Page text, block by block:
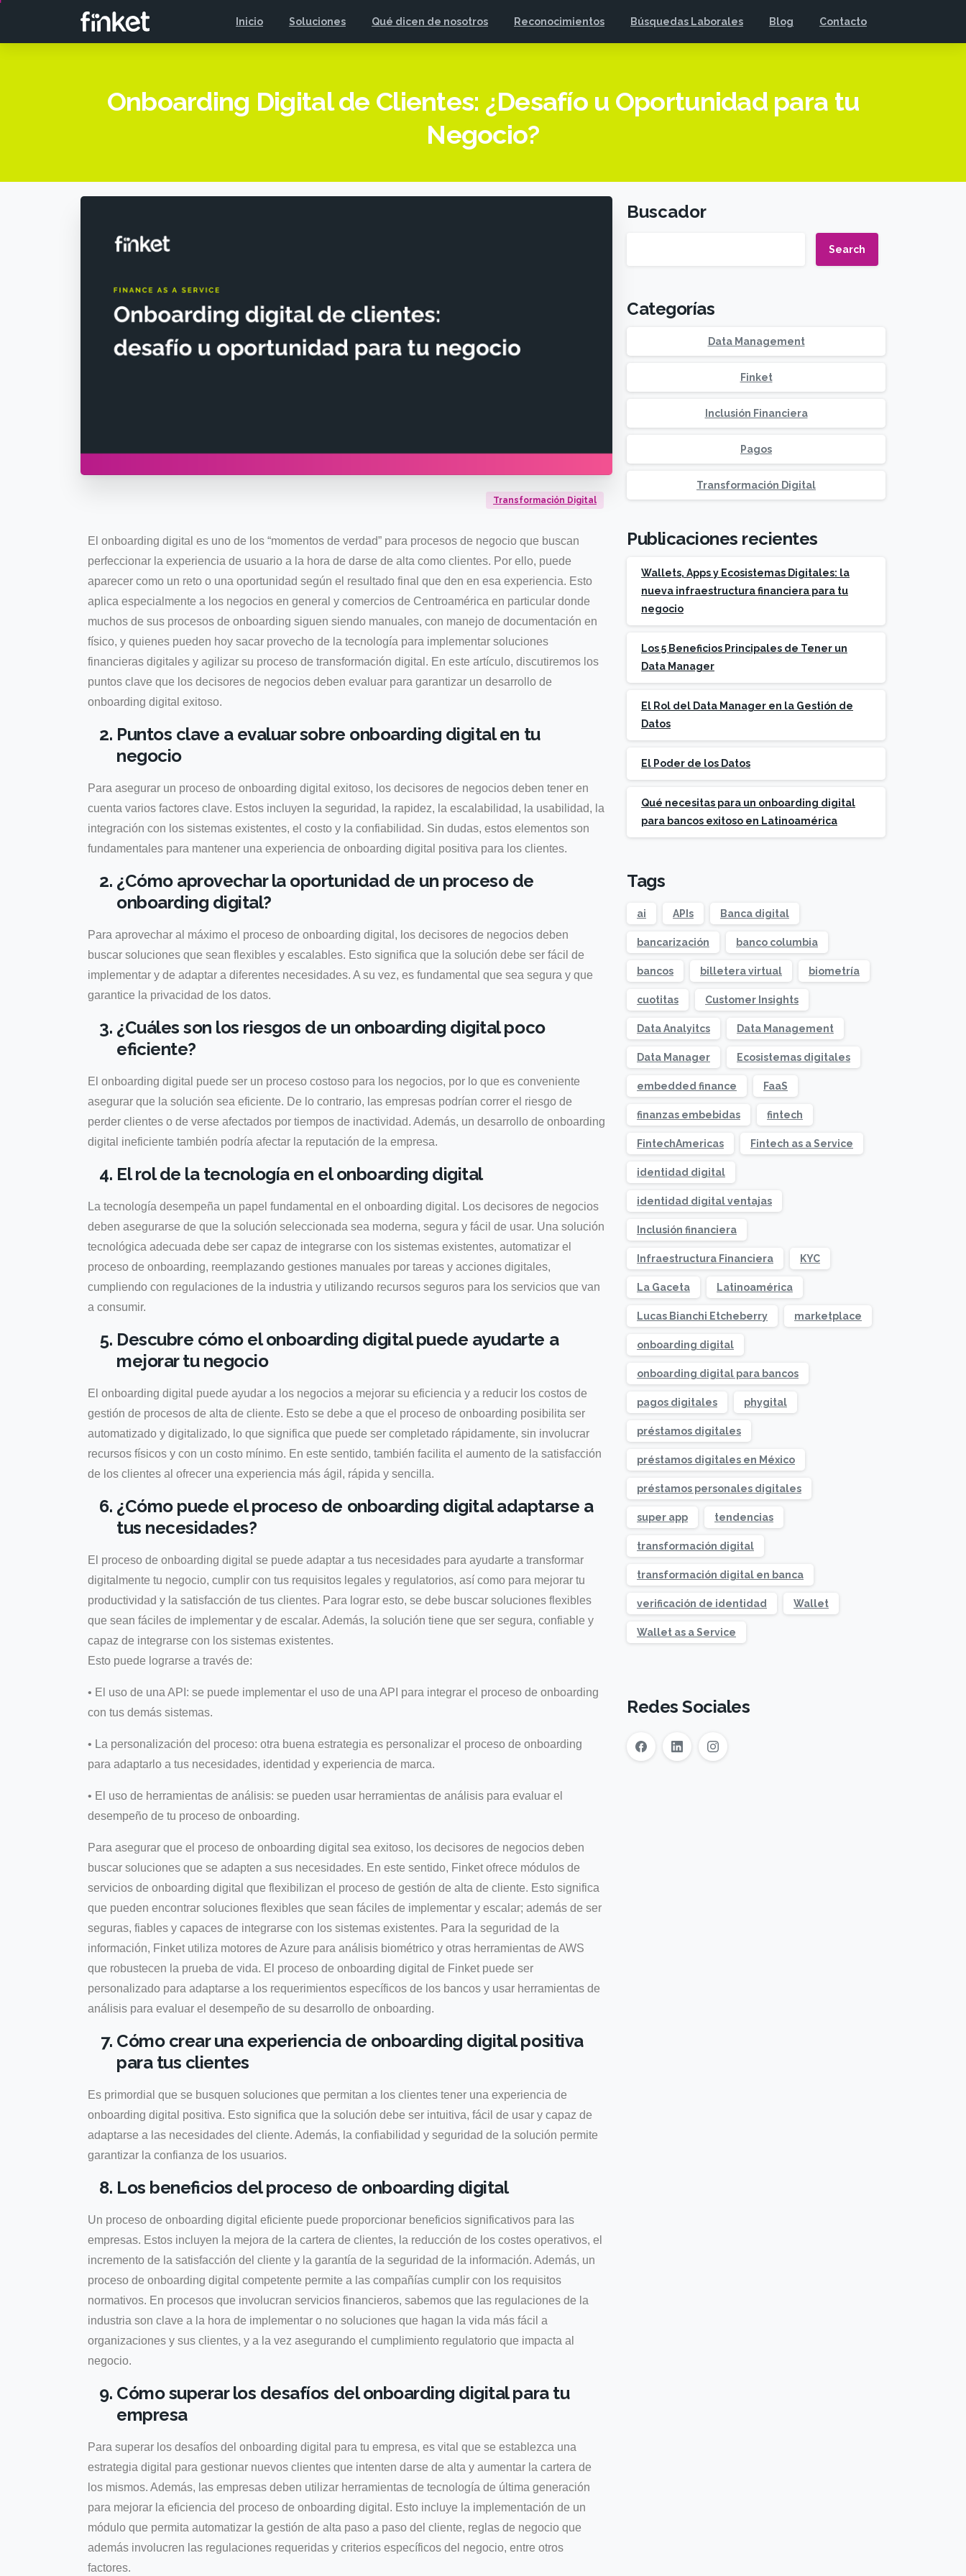
Inicio Soluciones Qué dicen de nosotros Reconocimientos Búsquedas Laborales Blog Contacto
Onboarding Digital de Clientes: ¿Desafío u Oportunidad para tu
Negocio?
Transformación Digital
El onboarding digital es uno de los “momentos de verdad” para procesos de negocio que buscan
perfeccionar la experiencia de usuario a la hora de darse de alta como clientes. Por ello, puede
aparecer como un reto o una oportunidad según el resultado final que den en esa experiencia. Esto
aplica especialmente a los negocios en general y comercios de Centroamérica en particular donde
muchos de sus procesos de onboarding siguen siendo manuales, con manejo de documentación en
físico, y quienes pueden hoy sacar provecho de la tecnología para implementar soluciones
financieras digitales y agilizar su proceso de transformación digital. En este artículo, discutiremos los
puntos clave que los decisores de negocios deben evaluar para garantizar un desarrollo de
onboarding digital exitoso.
Puntos clave a evaluar sobre onboarding digital en tu
negocio
Para asegurar un proceso de onboarding digital exitoso, los decisores de negocios deben tener en
cuenta varios factores clave. Estos incluyen la seguridad, la rapidez, la escalabilidad, la usabilidad, la
integración con los sistemas existentes, el costo y la confiabilidad. Sin dudas, estos elementos son
fundamentales para mantener una experiencia de onboarding digital positiva para los clientes.
¿Cómo aprovechar la oportunidad de un proceso de
onboarding digital?
Para aprovechar al máximo el proceso de onboarding digital, los decisores de negocios deben
buscar soluciones que sean flexibles y escalables. Esto significa que la solución debe ser fácil de
implementar y de adaptar a diferentes necesidades. A su vez, es fundamental que sea segura y que
garantice la privacidad de los datos.
¿Cuáles son los riesgos de un onboarding digital poco
eficiente?
El onboarding digital puede ser un proceso costoso para los negocios, por lo que es conveniente
asegurar que la solución sea eficiente. De lo contrario, las empresas podrían correr el riesgo de
perder clientes o de verse afectados por tiempos de inactividad. Además, un desarrollo de onboarding
digital ineficiente también podría afectar la reputación de la empresa.
El rol de la tecnología en el onboarding digital
La tecnología desempeña un papel fundamental en el onboarding digital. Los decisores de negocios
deben asegurarse de que la solución seleccionada sea moderna, segura y fácil de usar. Una solución
tecnológica adecuada debe ser capaz de integrarse con los sistemas existentes, automatizar el
proceso de onboarding, reemplazando gestiones manuales por tareas y acciones digitales,
cumpliendo con regulaciones de la industria y utilizando recursos seguros para los servicios que van
a consumir.
Descubre cómo el onboarding digital puede ayudarte a
mejorar tu negocio
El onboarding digital puede ayudar a los negocios a mejorar su eficiencia y a reducir los costos de
gestión de procesos de alta de cliente. Esto se debe a que el proceso de onboarding posibilita ser
automatizado y digitalizado, lo que significa que puede ser completado rápidamente, sin involucrar
recursos físicos y con un costo mínimo. En este sentido, también facilita el aumento de la satisfacción
de los clientes al ofrecer una experiencia más ágil, rápida y sencilla.
¿Cómo puede el proceso de onboarding digital adaptarse a
tus necesidades?
El proceso de onboarding digital se puede adaptar a tus necesidades para ayudarte a transformar
digitalmente tu negocio, cumplir con tus requisitos legales y regulatorios, así como para mejorar tu
productividad y la satisfacción de tus clientes. Para lograr esto, se debe buscar soluciones flexibles
que sean fáciles de implementar y de escalar. Además, la solución tiene que ser segura, confiable y
capaz de integrarse con los sistemas existentes.
Esto puede lograrse a través de:
• El uso de una API: se puede implementar el uso de una API para integrar el proceso de onboarding
con tus demás sistemas.
• La personalización del proceso: otra buena estrategia es personalizar el proceso de onboarding
para adaptarlo a tus necesidades, identidad y experiencia de marca.
• El uso de herramientas de análisis: se pueden usar herramientas de análisis para evaluar el
desempeño de tu proceso de onboarding.
Para asegurar que el proceso de onboarding digital sea exitoso, los decisores de negocios deben
buscar soluciones que se adapten a sus necesidades. En este sentido, Finket ofrece módulos de
servicios de onboarding digital que flexibilizan el proceso de gestión de alta de cliente. Esto significa
que pueden encontrar soluciones flexibles que sean fáciles de implementar y escalar; además de ser
seguras, fiables y capaces de integrarse con los sistemas existentes. Para la seguridad de la
información, Finket utiliza motores de Azure para análisis biométrico y otras herramientas de AWS
que robustecen la prueba de vida. El proceso de onboarding digital de Finket puede ser
personalizado para adaptarse a los requerimientos específicos de los bancos y usar herramientas de
análisis para evaluar el desempeño de su desarrollo de onboarding.
Cómo crear una experiencia de onboarding digital positiva
para tus clientes
Es primordial que se busquen soluciones que permitan a los clientes tener una experiencia de
onboarding digital positiva. Esto significa que la solución debe ser intuitiva, fácil de usar y capaz de
adaptarse a las necesidades del cliente. Además, la confiabilidad y seguridad de la solución permite
garantizar la confianza de los usuarios.
Los beneficios del proceso de onboarding digital
Un proceso de onboarding digital eficiente puede proporcionar beneficios significativos para las
empresas. Estos incluyen la mejora de la cartera de clientes, la reducción de los costes operativos, el
incremento de la satisfacción del cliente y la garantía de la seguridad de la información. Además, un
proceso de onboarding digital competente permite a las compañías cumplir con los requisitos
normativos. En procesos que involucran servicios financieros, sabemos que las regulaciones de la
industria son clave a la hora de implementar o no soluciones que hagan la vida más fácil a
organizaciones y sus clientes, y a la vez asegurando el cumplimiento regulatorio que impacta al
negocio.
Cómo superar los desafíos del onboarding digital para tu
empresa
Para superar los desafíos del onboarding digital para tu empresa, es vital que se establezca una
estrategia digital para gestionar nuevos clientes que intenten darse de alta y aumentar la cartera de
los mismos. Además, las empresas deben utilizar herramientas de tecnología de última generación
para mejorar la eficiencia del proceso de onboarding digital. Esto incluye la implementación de un
módulo que permita automatizar la gestión de alta paso a paso del cliente, reglas de negocio que
además involucren las regulaciones requeridas y criterios específicos del negocio, entre otros
factores.
Buscador
Search
Categorías
Data Management
Finket
Inclusión Financiera
Pagos
Transformación Digital
Publicaciones recientes
Wallets, Apps y Ecosistemas Digitales: la
nueva infraestructura financiera para tu
negocio
Los 5 Beneficios Principales de Tener un
Data Manager
El Rol del Data Manager en la Gestión de
Datos
El Poder de los Datos
Qué necesitas para un onboarding digital
para bancos exitoso en Latinoamérica
Tags
ai APIs Banca digital
bancarización banco columbia
bancos billetera virtual biometría
cuotitas Customer Insights
Data Analyitcs Data Management
Data Manager Ecosistemas digitales
embedded finance FaaS
finanzas embebidas fintech
FintechAmericas Fintech as a Service
identidad digital
identidad digital ventajas
Inclusión financiera
Infraestructura Financiera KYC
La Gaceta Latinoamérica
Lucas Bianchi Etcheberry marketplace
onboarding digital
onboarding digital para bancos
pagos digitales phygital
préstamos digitales
préstamos digitales en México
préstamos personales digitales
super app tendencias
transformación digital
transformación digital en banca
verificación de identidad Wallet
Wallet as a Service
Redes Sociales